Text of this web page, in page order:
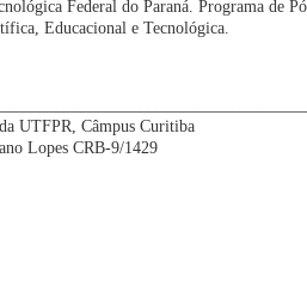
Federal do Paraná. Programa de
Educacional e Tecnológica.
ed. 23
UTFPR, Câmpus Curitiba
Lopes CRB-9/1429